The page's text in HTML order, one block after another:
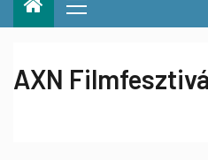
AXN